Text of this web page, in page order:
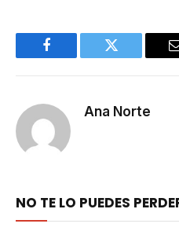
Facebook Twitter
Ana Norte
NO TE LO PUEDES